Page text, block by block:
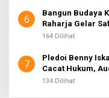
6
Bangun Budaya
Raharja Gelar
Industri
164 Dilihat
7
Pledoi Benny
Cacat Hukum,
134 Dilihat